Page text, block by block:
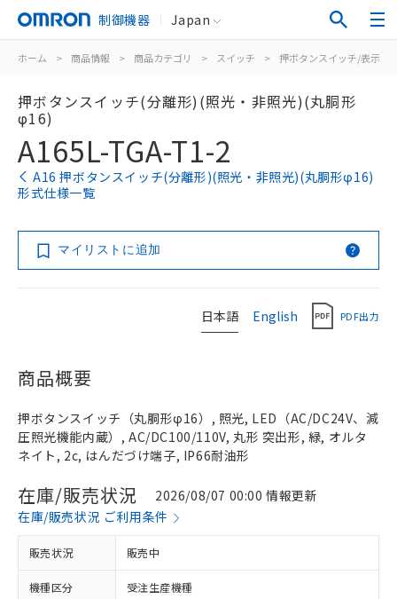
制御機器 Japan
ホーム > 商品情報 > 商品カテゴリ > スイッチ > 押ボタンスイッチ/表示灯
押ボタンスイッチ(分離形)(照光・非照光)(丸胴形
φ16)
A165L-TGA-T1-2
A16 押ボタンスイッチ(分離形)(照光・非照光)(丸胴形φ16)
形式仕様一覧
マイリストに追加
日本語 English PDF出力
商品概要
押ボタンスイッチ（丸胴形φ16）, 照光, LED（AC/DC24V、減
圧照光機能内蔵）, AC/DC100/110V, 丸形 突出形, 緑, オルタ
ネイト, 2c, はんだづけ端子, IP66耐油形
在庫/販売状況
2026/08/07 00:00 情報更新
在庫/販売状況 ご利用条件
販売状況 販売中
機種区分 受注生産機種